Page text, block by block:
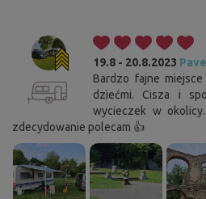
19.8 - 20.8.2023
Bardzo fajne
dziećmi. Cisza i
wycieczek w
zdecydowanie polecam 👍